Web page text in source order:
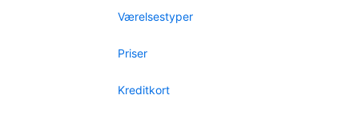
Værelsestyper
Priser
Kreditkort